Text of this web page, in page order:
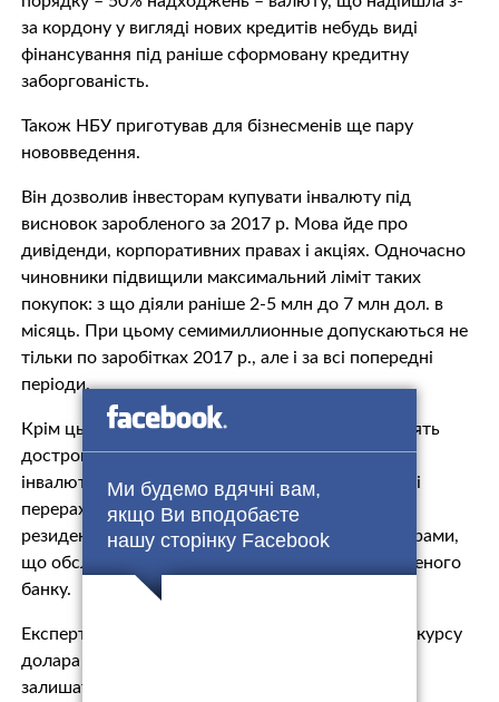
Ми будемо вдячні вам,
якщо Ви вподобаєте
нашу сторінку Facebook
за кордону у вигляді нових кредитів небудь виді
фінансування під раніше сформовану кредитну
заборгованість.
Також НБУ приготував для бізнесменів ще пару
нововведення.
Він дозволив інвесторам купувати інвалюту під
висновок заробленого за 2017 р. Мова йде про
дивіденди, корпоративних правах і акціях. Одночасно
чиновники підвищили максимальний ліміт таких
покупок: з що діяли раніше 2-5 млн до 7 млн дол. в
місяць. При цьому семимиллионные допускаються не
тільки по заробітках 2017 р., але і за всі попередні
періоди.
Крім цього, українським позичальникам дозволять
дострокове погашення закордонних кредитів в
інвалюті. У місяць на ці цілі можна буде купити і
перерахувати не більше 2 млн дол. Для одного
резидента-позичальника за кредитними договорами,
що обслуговуються в межах одного уповноваженого
банку.
Експерти дають цілком оптимістичний прогноз курсу
долара на березень. Як очікується, гривня буде
залишатися стабільною.